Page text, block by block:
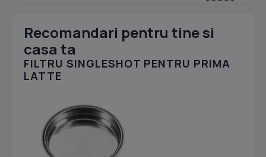
Recomandari pentru tine si
casa ta
FILTRU SINGLESHOT PENTRU PRIMA
LATTE